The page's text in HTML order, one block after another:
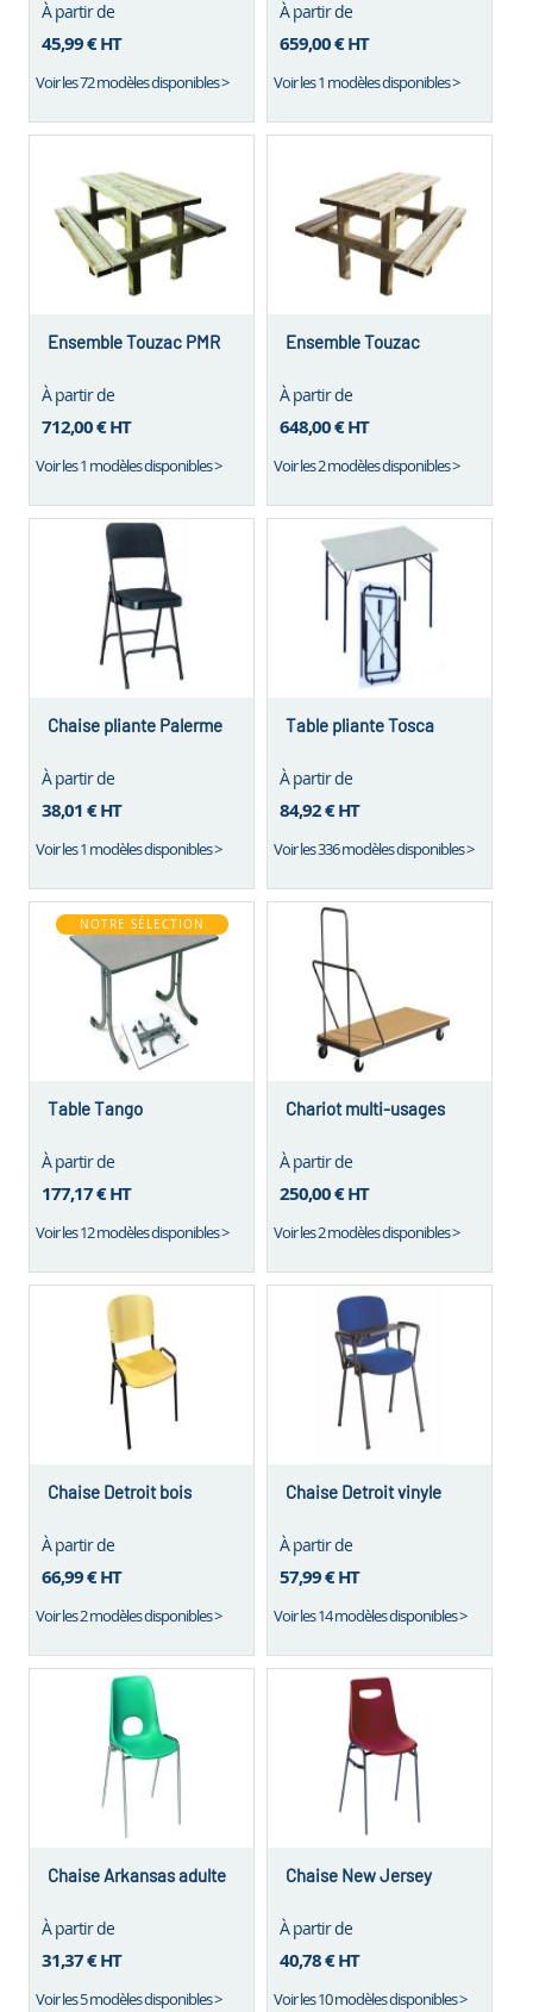
À partir de
45,99 €HT
Voir les 72 modèles disponibles >
À partir de
659,00 €HT
Voir les 1 modèles disponibles >
Ensemble Touzac PMR
À partir de
712,00 €HT
Voir les 1 modèles disponibles >
Ensemble Touzac
À partir de
648,00 €HT
Voir les 2 modèles disponibles >
Chaise pliante Palerme
À partir de
38,01 €HT
Voir les 1 modèles disponibles >
Table pliante Tosca
À partir de
84,92 €HT
Voir les 336 modèles disponibles >
NOTRE SÉLECTION
Table Tango
À partir de
177,17 €HT
Voir les 12 modèles disponibles >
Chariot multi-usages
À partir de
250,00 €HT
Voir les 2 modèles disponibles >
Chaise Detroit bois
À partir de
66,99 €HT
Voir les 2 modèles disponibles >
Chaise Detroit vinyle
À partir de
57,99 €HT
Voir les 14 modèles disponibles >
Chaise Arkansas adulte
À partir de
31,37 €HT
Voir les 5 modèles disponibles >
Chaise New Jersey
À partir de
40,78 €HT
Voir les 10 modèles disponibles >